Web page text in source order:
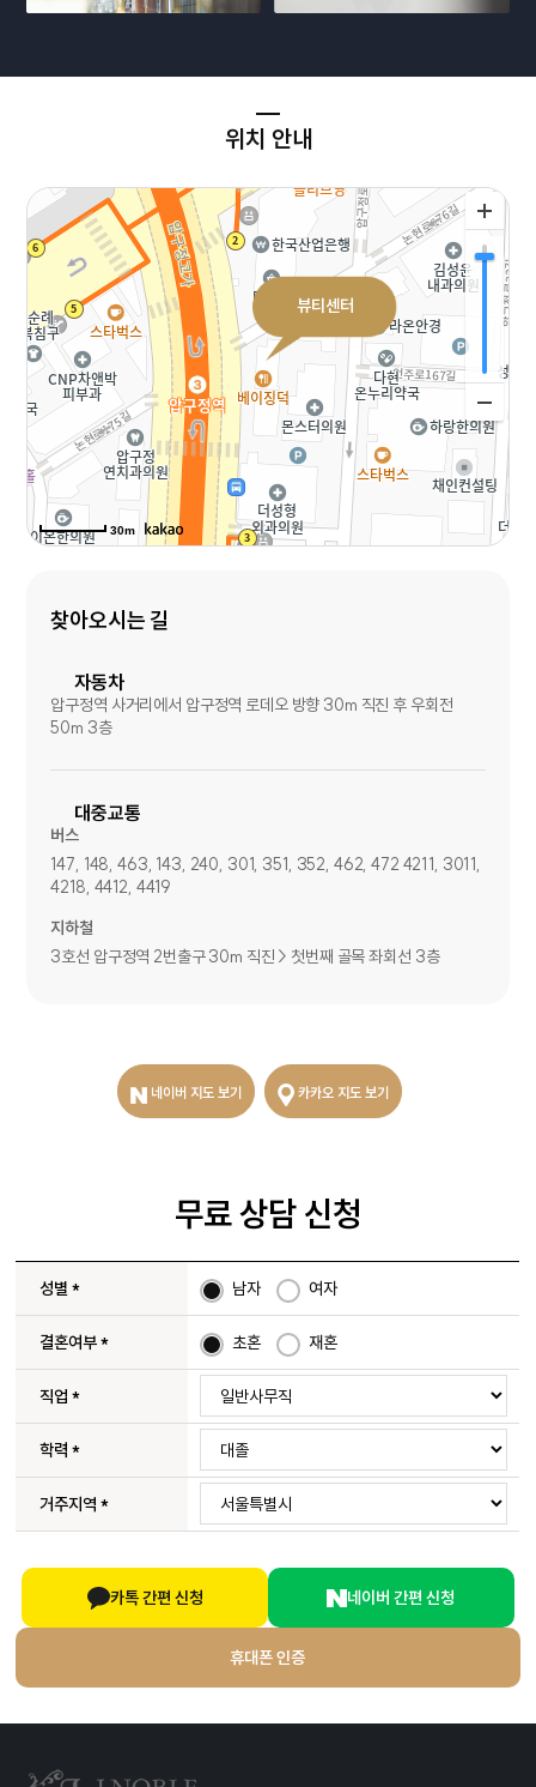
위치 안내
뷰티센터
30m
찾아오시는 길
자동차
압구정역 사거리에서 압구정역 로데오 방향 30m 직진 후 우회전
50m 3층
대중교통
버스
147, 148, 463, 143, 240, 301, 351, 352, 462, 472 4211, 3011,
4218, 4412, 4419
지하철
3호선 압구정역 2번출구 30m 직진 > 첫번째 골목 좌회선 3층
네이버 지도 보기 카카오 지도 보기
무료 상담 신청
성별* 남자 여자
결혼여부* 초혼 재혼
직업*
학력*
거주지역*
카톡 간편 신청 네이버 간편 신청
휴대폰 인증